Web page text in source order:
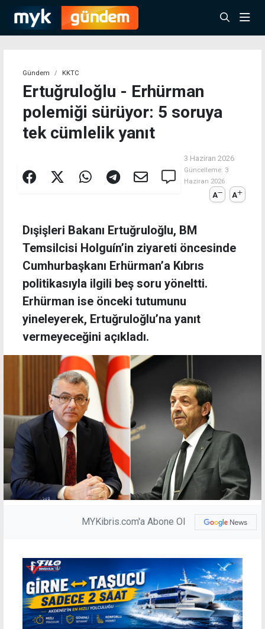
Gündem KKTC
Ertuğruloğlu - Erhürman
polemiği sürüyor: 5 soruya
tek cümlelik yanıt
3 Haziran 2026
Güncelleme: 3
Haziran 2026
A A
Dışişleri Bakanı Ertuğruloğlu, BM
Temsilcisi Holguín’in ziyareti öncesinde
Cumhurbaşkanı Erhürman’a Kıbrıs
politikasıyla ilgili beş soru yöneltti.
Erhürman ise önceki tutumunu
yineleyerek, Ertuğruloğlu’na yanıt
vermeyeceğini açıkladı.
MYKibris.com'a Abone Ol